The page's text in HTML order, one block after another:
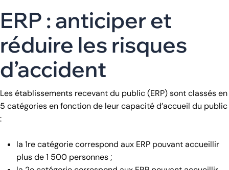
ERP : anticiper et
réduire les risques
d’accident
Les établissements recevant du public (ERP) sont classés en
5 catégories en fonction de leur capacité d’accueil du public
:
la 1re catégorie correspond aux ERP pouvant accueillir
plus de 1 500 personnes ;